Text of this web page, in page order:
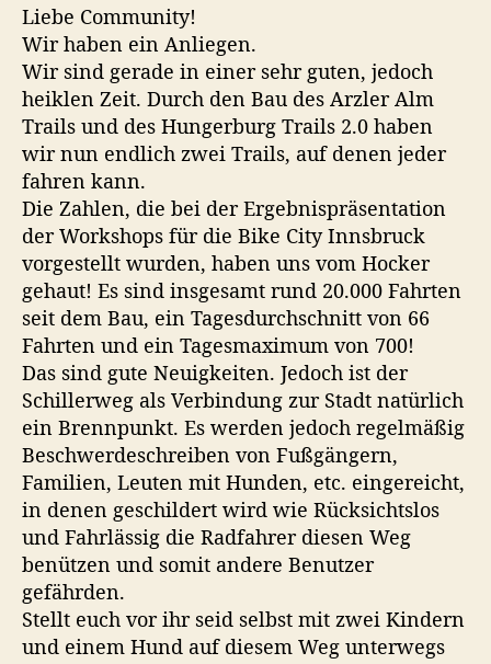
s
b
r
u
k
e
r
F
a
h
r
r
a
d
p
a
r
d
n
r
a
d
g
s
u
h
t
.
u
t
r
m
s
a
m
S
p
z
i
e
r
w
g
,
b
i
t
t
e
S
c
i
l
Liebe Community!
Wir haben ein Anliegen.
Wir sind gerade in einer sehr guten, jedoch
heiklen Zeit. Durch den Bau des Arzler Alm
Trails und des Hungerburg Trails 2.0 haben
wir nun endlich zwei Trails, auf denen jeder
fahren kann.
Die Zahlen, die bei der Ergebnispräsentation
der Workshops für die Bike City Innsbruck
vorgestellt wurden, haben uns vom Hocker
gehaut! Es sind insgesamt rund 20.000 Fahrten
seit dem Bau, ein Tagesdurchschnitt von 66
Fahrten und ein Tagesmaximum von 700!
Das sind gute Neuigkeiten. Jedoch ist der
Schillerweg als Verbindung zur Stadt natürlich
ein Brennpunkt. Es werden jedoch regelmäßig
Beschwerdeschreiben von Fußgängern,
Familien, Leuten mit Hunden, etc. eingereicht,
in denen geschildert wird wie Rücksichtslos
und Fahrlässig die Radfahrer diesen Weg
benützen und somit andere Benutzer
gefährden.
Stellt euch vor ihr seid selbst mit zwei Kindern
und einem Hund auf diesem Weg unterwegs